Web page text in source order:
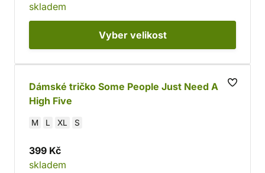
skladem
Vyber velikost
Dámské tričko Some People Just Need A
High Five
M L XL S
399 Kč
skladem